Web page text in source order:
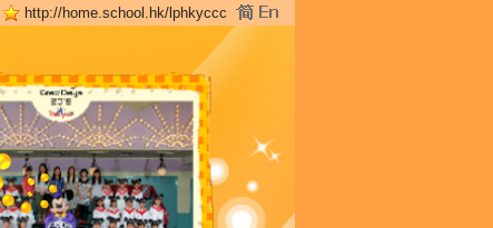
http://home.school.hk/lphkyccc